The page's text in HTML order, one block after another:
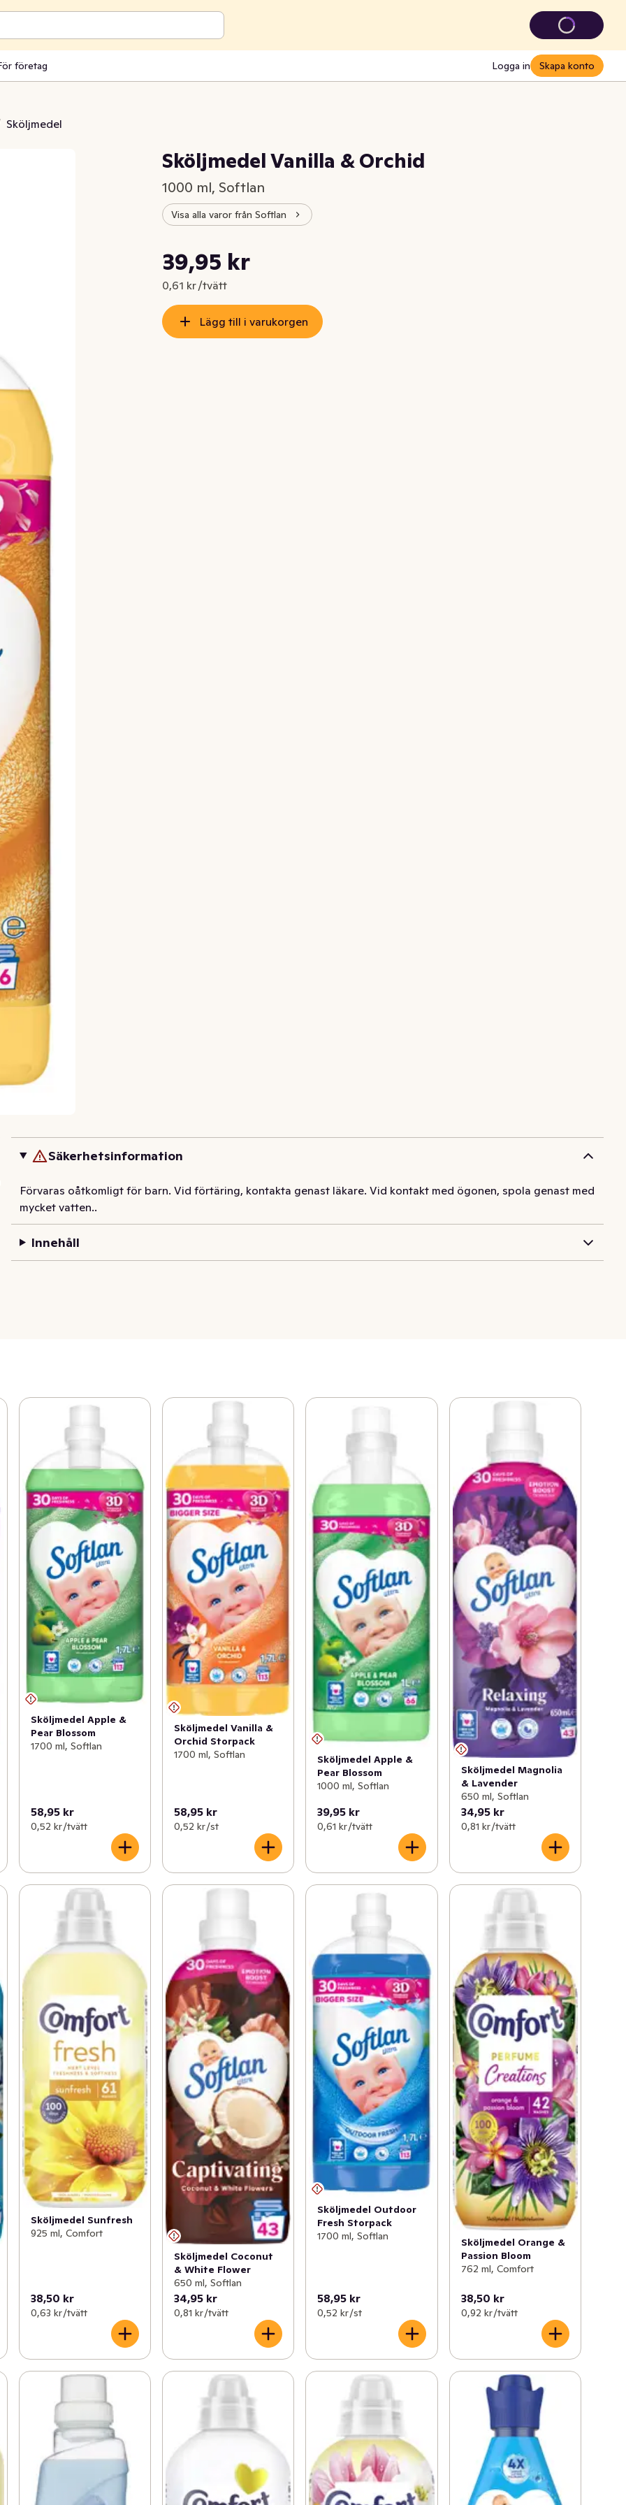
företag Logga in Skapa konto
Sköljmedel
Sköljmedel Vanilla & Orchid
1000 ml, Softlan
Visa alla varor från Softlan
Nuvarande pris är: 39,95 kr
39,95 kr
0,61 kr /tvätt
Styckpris: 0,61 kr /tvätt
Lägg till i varukorgen
Säkerhetsinformation
Förvaras oåtkomligt för barn. Vid förtäring, kontakta genast läkare. Vid kontakt med ögonen, spola genast med
mycket vatten..
Innehåll
Sköljmedel Apple &
Pear Blossom
1700 ml, Softlan
58,95 kr
0,52 kr /tvätt
Sköljmedel Vanilla &
Orchid Storpack
1700 ml, Softlan
58,95 kr
0,52 kr /st
Sköljmedel Apple &
Pear Blossom
1000 ml, Softlan
39,95 kr
0,61 kr /tvätt
Sköljmedel Magnolia
& Lavender
650 ml, Softlan
34,95 kr
0,81 kr /tvätt
Sköljmedel Sunfresh
925 ml, Comfort
38,50 kr
0,63 kr /tvätt
Sköljmedel Coconut
& White Flower
650 ml, Softlan
34,95 kr
0,81 kr /tvätt
Sköljmedel Outdoor
Fresh Storpack
1700 ml, Softlan
58,95 kr
0,52 kr /st
Sköljmedel Orange &
Passion Bloom
762 ml, Comfort
38,50 kr
0,92 kr /tvätt